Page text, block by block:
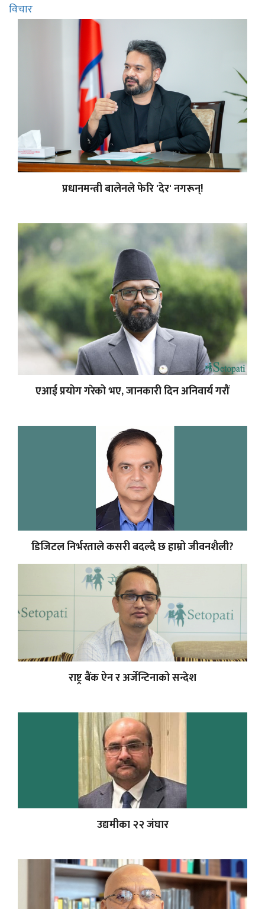
विचार
प्रधानमन्त्री बालेनले फेरि 'देर' नगरून्!
एआई प्रयोग गरेको भए, जानकारी दिन अनिवार्य गरौं
डिजिटल निर्भरताले कसरी बदल्दै छ हाम्रो जीवनशैली?
राष्ट्र बैंक ऐन र अर्जेन्टिनाको सन्देश
उद्यमीका २२ जंघार